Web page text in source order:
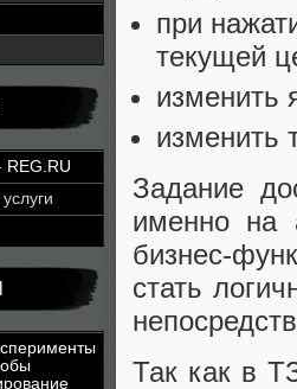
REG.RU
при
текущей
изменить
изменить
Задание
именно на
бизнес-
стать
Так как в